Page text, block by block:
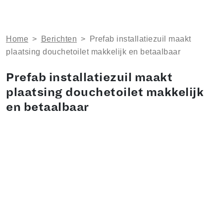
Home > Berichten >
​Prefab installatiezuil maakt
plaatsing douchetoilet makkelijk en betaalbaar
​Prefab installatiezuil maakt
plaatsing douchetoilet makkelijk
en betaalbaar